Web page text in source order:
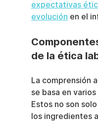
expectativas
evolución en el
de la ética
La comprensión
se basa en
Estos no son
los ingredientes